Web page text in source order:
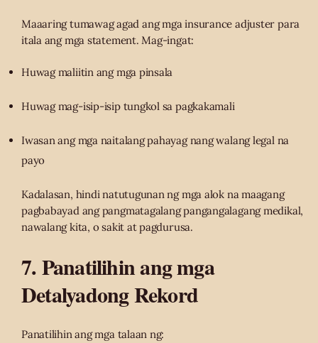
Maaaring tumawag agad ang mga insurance adjuster para
itala ang mga statement. Mag-ingat:
Huwag maliitin ang mga pinsala
Huwag mag-isip-isip tungkol sa pagkakamali
Iwasan ang mga naitalang pahayag nang walang legal na
payo
Kadalasan, hindi natutugunan ng mga alok na maagang
pagbabayad ang pangmatagalang pangangalagang medikal,
nawalang kita, o sakit at pagdurusa.
7. Panatilihin ang mga
Detalyadong Rekord
Panatilihin ang mga talaan ng: